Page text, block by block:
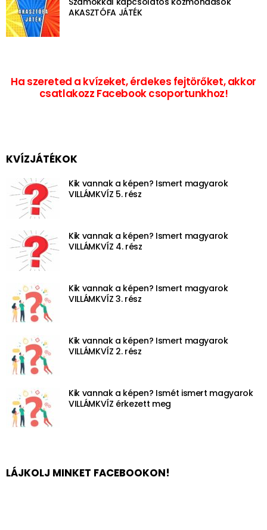
AKASZTÓFA JÁTÉK
Ha szereted a kvízeket, érdekes fejtörőket, akkor
csatlakozz Facebook csoportunkhoz!
KVÍZJÁTÉKOK
Kik vannak a képen? Ismert magyarok
VILLÁMKVÍZ 5. rész
Kik vannak a képen? Ismert magyarok
VILLÁMKVÍZ 4. rész
Kik vannak a képen? Ismert magyarok
VILLÁMKVÍZ 3. rész
Kik vannak a képen? Ismert magyarok
VILLÁMKVÍZ 2. rész
Kik vannak a képen? Ismét ismert magyarok
VILLÁMKVÍZ érkezett meg
LÁJKOLJ MINKET FACEBOOKON!